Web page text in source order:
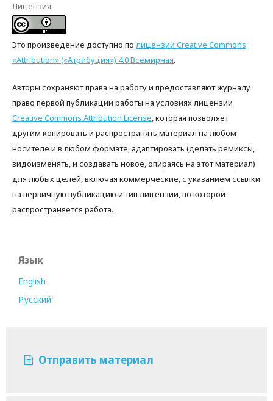
Лицензия
Это произведение доступно по лицензии Creative Commons
«Attribution» («Атрибуция») 4.0 Всемирная.
Авторы сохраняют права на работу и предоставляют журналу
право первой публикации работы на условиях лицензии
Creative Commons Attribution License, которая позволяет
другим копировать и распространять материал на любом
носителе и в любом формате, адаптировать (делать ремиксы,
видоизменять, и создавать новое, опираясь на этот материал)
для любых целей, включая коммерческие, с указанием ссылки
на первичную публикацию и тип лицензии, по которой
распространяется работа.
Язык
English
Русский
Отправить материал